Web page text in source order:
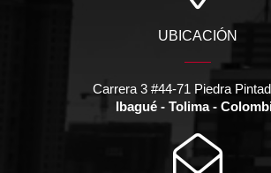
UBICACIÓN
Carrera 3 #44-71 Piedra
Ibagué - Tolima -